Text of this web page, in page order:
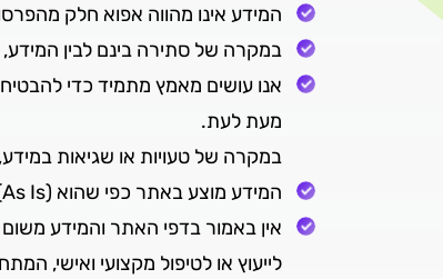
המידע אינו מהווה אפוא חלק
במקרה של סתירה בינם לבין
אנו עושים מאמץ מתמיד כדי להבטיח
מעת לעת.
במקרה של טעויות או שגיאות
המידע מוצע באתר כפי שהוא (As Is). הוא אינו מיועד להתאים לצרכיו, ליכולותיו ולמטרותיו של כל אדם ואדם.
אין באמור בדפי האתר והמידע משום
לייעוץ או לטיפול מקצועי ואישי,